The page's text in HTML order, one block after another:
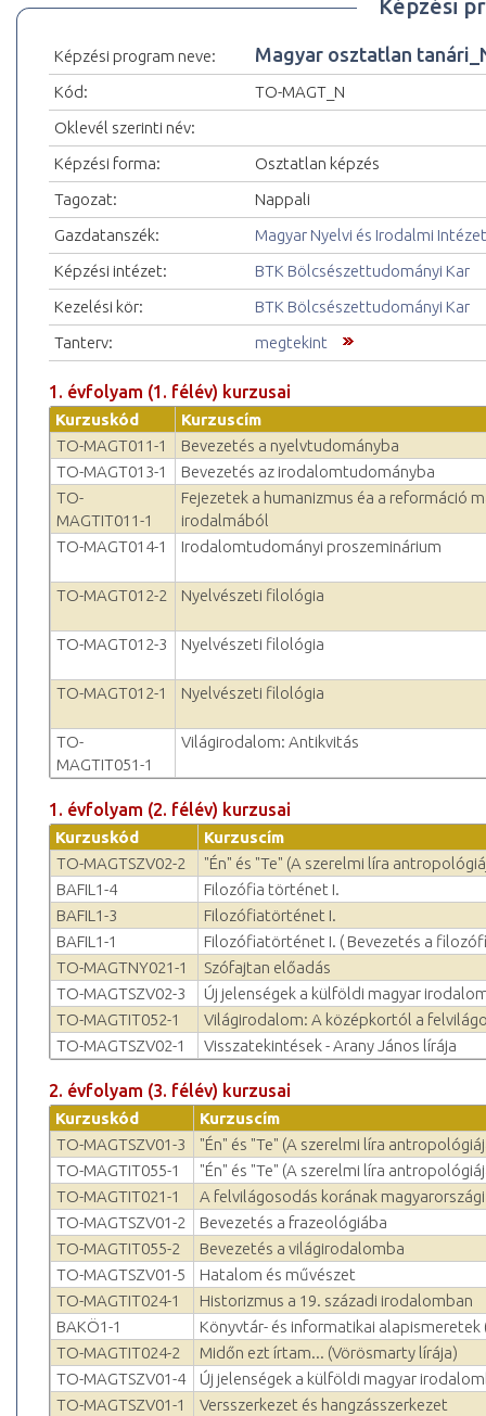
Képzési
Képzési program neve: Magyar osztatlan
Kód:
TO-MAGT_N
Oklevél szerinti név:
Képzési forma:
Osztatlan képzés
Tagozat:
Nappali
Gazdatanszék:
Magyar Nyelvi és Irodalmi Intézet
Képzési intézet:
BTK Bölcsészettudományi Kar
Kezelési kör:
BTK Bölcsészettudományi Kar
Tanterv:
megtekint
1. évfolyam (1. félév) kurzusai
Kurzuskód
Kurzuscím
TO-MAGT011-1
Bevezetés a nyelvtudományba
TO-MAGT013-1
Bevezetés az irodalomtudományba
TO-
MAGTIT011-1
Fejezetek a humanizmus éa a reformáció
irodalmából
TO-MAGT014-1
Irodalomtudományi proszeminárium
TO-MAGT012-2 Nyelvészeti filológia
TO-MAGT012-3 Nyelvészeti filológia
TO-MAGT012-1 Nyelvészeti filológia
TO-
MAGTIT051-1
Világirodalom: Antikvitás
1. évfolyam (2. félév) kurzusai
Kurzuskód
Kurzuscím
TO-MAGTSZV02-2
"Én" és "Te" (A szerelmi líra
BAFIL1-4
Filozófia történet I.
BAFIL1-3
Filozófiatörténet I.
BAFIL1-1
Filozófiatörténet I. ( Bevezetés a
TO-MAGTNY021-1
Szófajtan előadás
TO-MAGTSZV02-3
Új jelenségek a külföldi magyar
TO-MAGTIT052-1
Világirodalom: A középkortól a
TO-MAGTSZV02-1
Visszatekintések - Arany János lírája
2. évfolyam (3. félév) kurzusai
Kurzuskód
Kurzuscím
TO-MAGTSZV01-3
"Én" és "Te" (A szerelmi líra
TO-MAGTIT055-1
"Én" és "Te" (A szerelmi líra
TO-MAGTIT021-1
A felvilágosodás korának
TO-MAGTSZV01-2
Bevezetés a frazeológiába
TO-MAGTIT055-2
Bevezetés a világirodalomba
TO-MAGTSZV01-5
Hatalom és művészet
TO-MAGTIT024-1
Historizmus a 19. századi irodalomban
BAKÖ1-1
Könyvtár- és informatikai alapismeretek
TO-MAGTIT024-2
Midőn ezt írtam... (Vörösmarty lírája)
TO-MAGTSZV01-4
Új jelenségek a külföldi magyar
TO-MAGTSZV01-1
Versszerkezet és hangzásszerkezet